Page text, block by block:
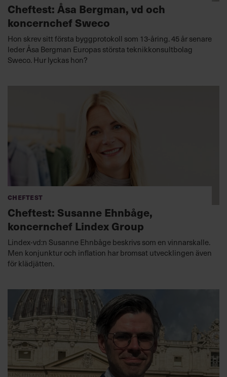
Cheftest: Åsa Bergman, vd och
koncernchef Sweco
Hon skrev sitt första byggprotokoll som 13-åring. 45 år senare
leder Åsa Bergman Europas största teknikkonsultbolag
Sweco. Hur lyckas hon?
Cheftest
Cheftest: Susanne Ehnbåge,
koncernchef Lindex Group
Lindex-vd:n Susanne Ehnbåge beskrivs som en vinnarskalle.
Men konjunktur och inflation har bromsat utvecklingen även
för klädjätten.